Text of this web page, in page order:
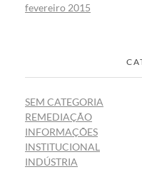
fevereiro 2015
SEM CATEGORIA
REMEDIAÇÃO
INFORMAÇÕES
INSTITUCIONAL
INDÚSTRIA